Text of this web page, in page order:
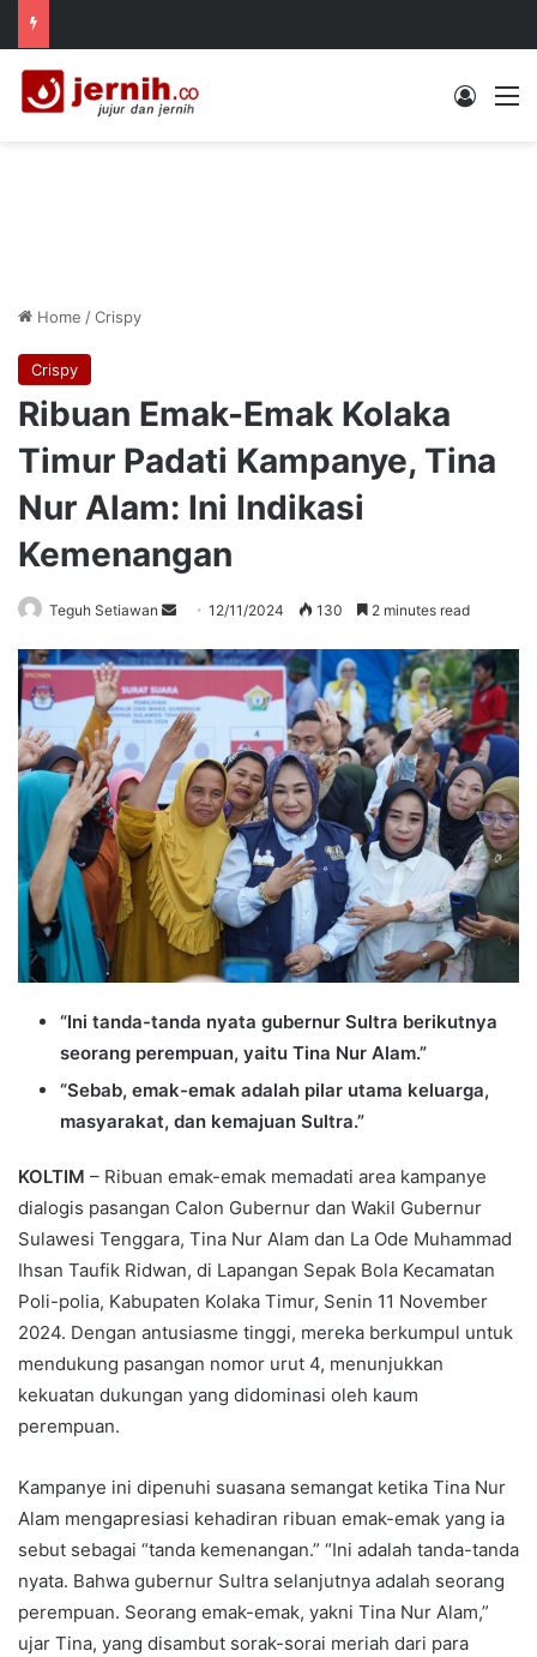
Log In
Home /Crispy
Crispy
Ribuan Emak-Emak Kolaka
Timur Padati Kampanye, Tina
Nur Alam: Ini Indikasi
Kemenangan
Teguh Setiawan
Send
email
12/11/2024 130 2 minutes read
“Ini tanda-tanda nyata gubernur Sultra berikutnya
seorang perempuan, yaitu Tina Nur Alam.”
“Sebab, emak-emak adalah pilar utama keluarga,
masyarakat, dan kemajuan Sultra.”
KOLTIM – Ribuan emak-emak memadati area kampanye
dialogis pasangan Calon Gubernur dan Wakil Gubernur
Sulawesi Tenggara, Tina Nur Alam dan La Ode Muhammad
Ihsan Taufik Ridwan, di Lapangan Sepak Bola Kecamatan
Poli-polia, Kabupaten Kolaka Timur, Senin 11 November
2024. Dengan antusiasme tinggi, mereka berkumpul untuk
mendukung pasangan nomor urut 4, menunjukkan
kekuatan dukungan yang didominasi oleh kaum
perempuan.
Kampanye ini dipenuhi suasana semangat ketika Tina Nur
Alam mengapresiasi kehadiran ribuan emak-emak yang ia
sebut sebagai “tanda kemenangan.” “Ini adalah tanda-tanda
nyata. Bahwa gubernur Sultra selanjutnya adalah seorang
perempuan. Seorang emak-emak, yakni Tina Nur Alam,”
ujar Tina, yang disambut sorak-sorai meriah dari para